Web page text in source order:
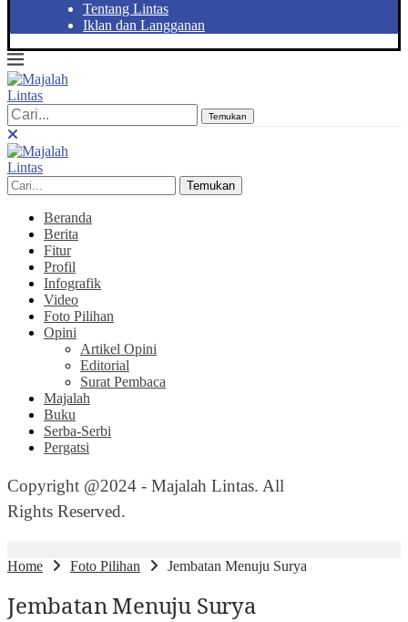
Tentang Lintas
Iklan dan Langganan
Temukan
Temukan
Beranda
Berita
Fitur
Profil
Infografik
Video
Foto Pilihan
Opini
Artikel Opini
Editorial
Surat Pembaca
Majalah
Buku
Serba-Serbi
Pergatsi
Copyright @2024 - Majalah Lintas. All
Rights Reserved.
Home Foto Pilihan Jembatan Menuju Surya
Jembatan Menuju Surya